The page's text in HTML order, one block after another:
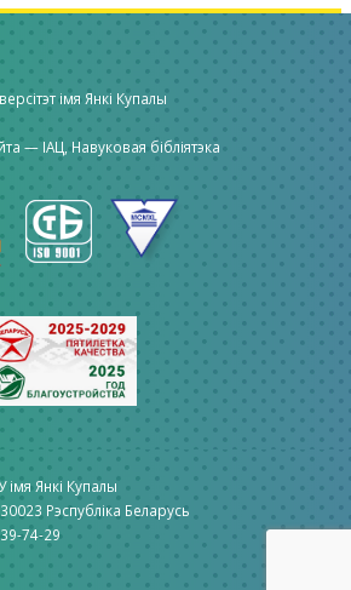
імя Янкі Купалы
— ІАЦ, Навуковая бібліятэка
імя Янкі Купалы
Рэспубліка Беларусь
74-29